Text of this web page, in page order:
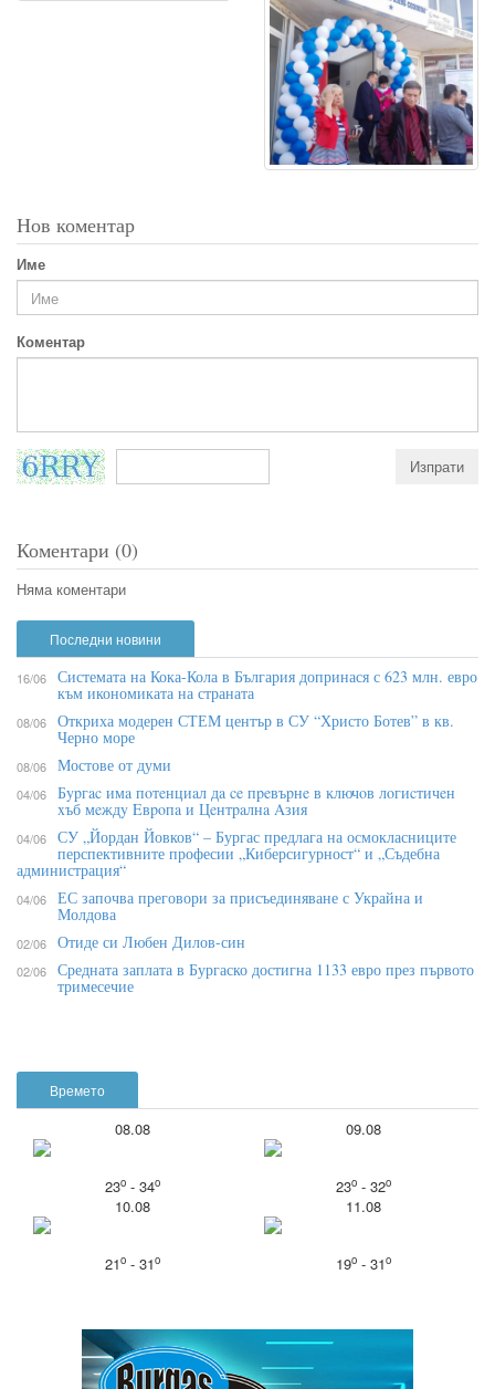
Нов коментар
Име
Коментар
Коментари (0)
Няма коментари
Времето
08.08
23o- 34o
09.08
23o- 32o
10.08
21o- 31o
11.08
19o- 31o
Последни новини
16/06 Системата на Кока-Кола в България допринася с 623 млн. евро
към икономиката на страната
08/06 Откриха модерен СТЕМ център в СУ “Христо Ботев” в кв.
Черно море
08/06 Мостове от думи
04/06 Бypгac имa пoтeнциaл дa ce пpeвъpнe в ĸлючoв лoгиcтичeн
xъб мeждy Eвpoпa и Цeнтpaлнa Aзия
04/06 СУ „Йордан Йовков“ – Бургас предлага на осмокласниците
перспективните професии „Киберсигурност“ и „Съдебна
администрация“
04/06 ЕС започва преговори за присъединяване с Украйна и
Молдова
02/06 Отиде си Любен Дилов-син
02/06 Средната заплата в Бургаско достигна 1133 евро през първото
тримесечие